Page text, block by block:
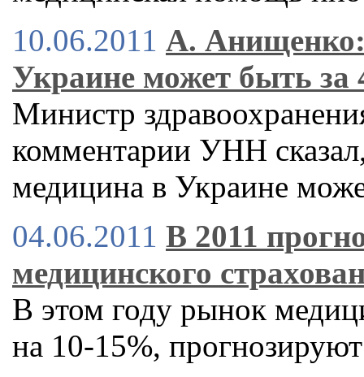
10.06.2011 А. Анищенко:
Украине может быть за
Министр
комментарии УНН
медицина в Украине
04.06.2011 В 2011
медицинского
В этом году рынок
на 10-15%,